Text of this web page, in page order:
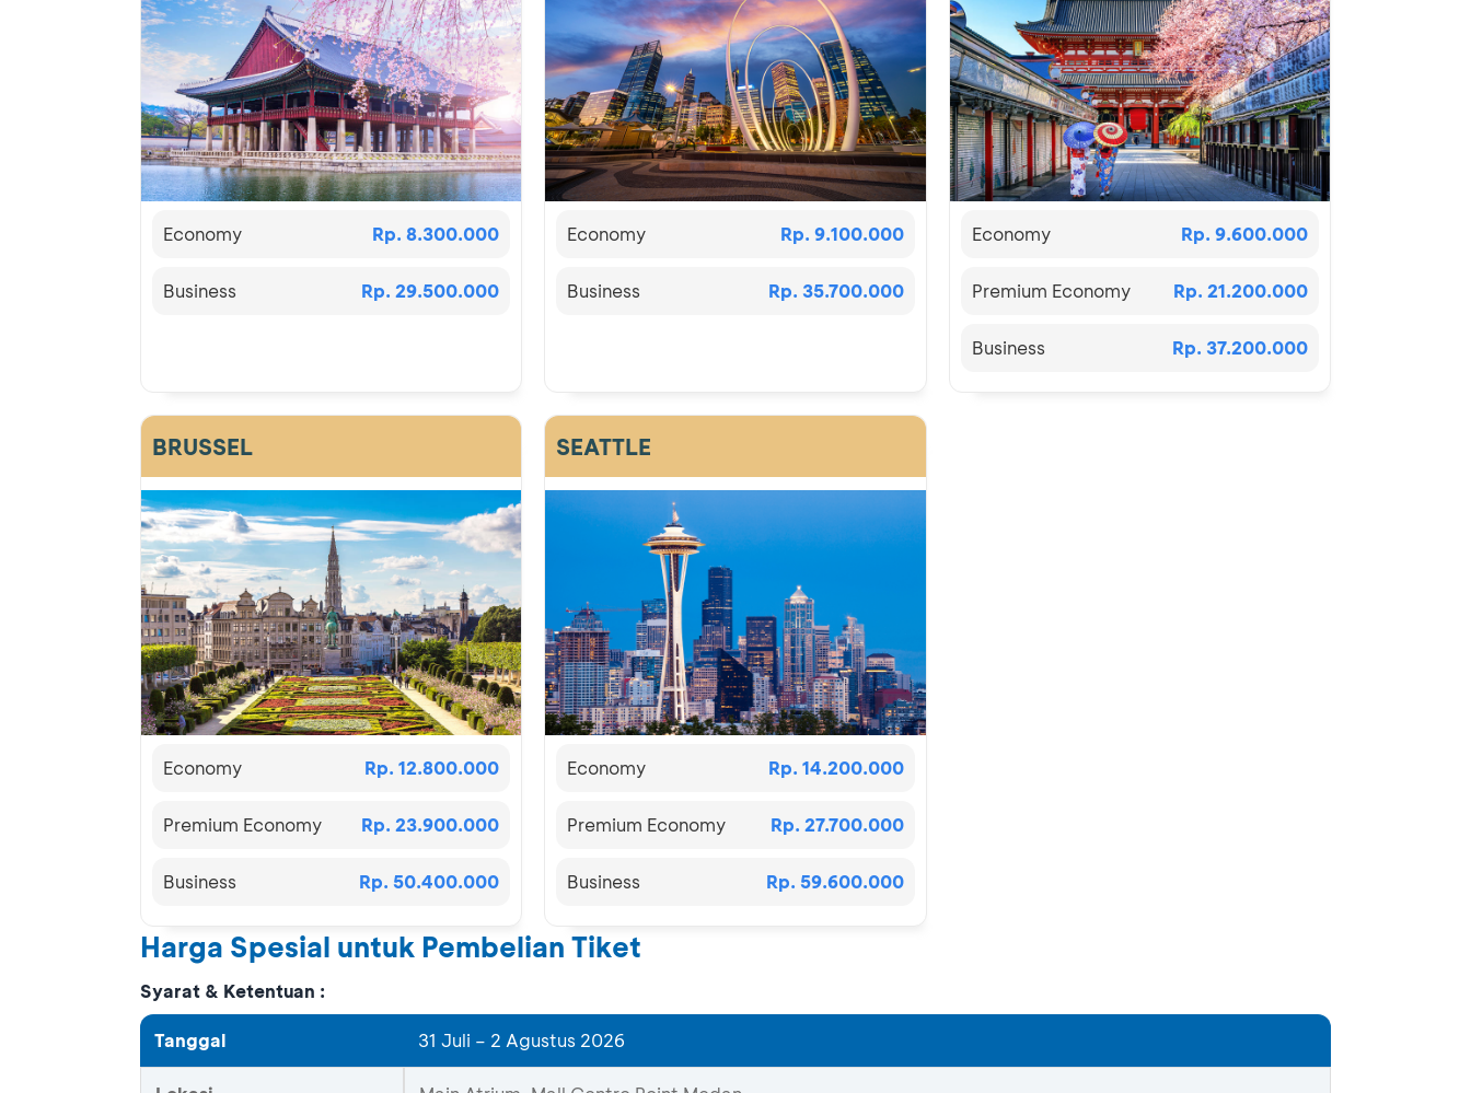
Economy Rp. 8.300.000
Business Rp. 29.500.000
Economy Rp. 9.100.000
Business Rp. 35.700.000
Economy Rp. 9.600.000
Premium Economy Rp. 21.200.000
Business Rp. 37.200.000
BRUSSEL
Economy Rp. 12.800.000
Premium Economy Rp. 23.900.000
Business Rp. 50.400.000
SEATTLE
Economy Rp. 14.200.000
Premium Economy Rp. 27.700.000
Business Rp. 59.600.000
Harga Spesial untuk Pembelian Tiket
Syarat & Ketentuan :
Tanggal 31 Juli – 2 Agustus 2026